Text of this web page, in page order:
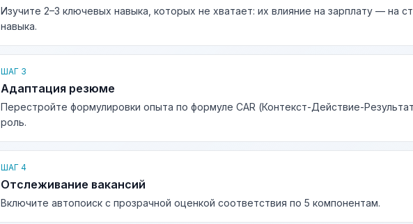
Изучите 2–3 ключевых навыка, которых не хватает: их влияние на зарплату — на
навыка.
ШАГ 3
Адаптация резюме
Перестройте формулировки опыта по формуле CAR (Контекст-Действие-
роль.
ШАГ 4
Отслеживание вакансий
Включите автопоиск с прозрачной оценкой соответствия по 5 компонентам.